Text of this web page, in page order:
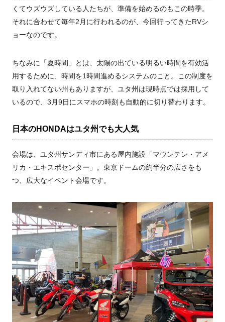
くてウズウズしている人たちが、準備を始めるのもこの時季。
それに合わせて毎年2月に行われるのが、今回行ってきたRVシ
ョーなのです。
ちなみに「夏時間」とは、太陽の出ている明るい時間を有効活
用するために、時間を1時間進めるシステムのこと。この制度を
取り入れてない州もありますが、ユタ州は現時点では採用して
いるので、3月9日にスマホの時刻も自動的に切り替わります。
日本のHONDAはユタ州でも大人気
会場は、ユタ州サンディ市にある屋内施設「マウンテン・アメ
リカ・エキスポセンター」。東京ドームの約半分の広さをも
つ、広大なイベント会場です。